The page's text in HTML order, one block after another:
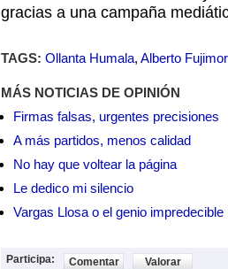
gracias a una campaña
TAGS: Ollanta Humala, Alberto
MÁS NOTICIAS DE OPINIÓN
Firmas falsas, urgentes precisiones
A más partidos, menos calidad
No hay que voltear la página
Le dedico mi silencio
Vargas Llosa o el genio impredecible
Participa: Comentar Valorar